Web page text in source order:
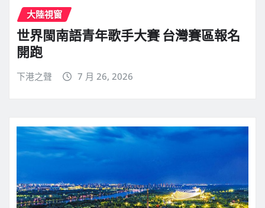
大陸視窗
世界閩南語青年歌手大賽 台灣賽區報名
開跑
下港之聲 7 月 26, 2026